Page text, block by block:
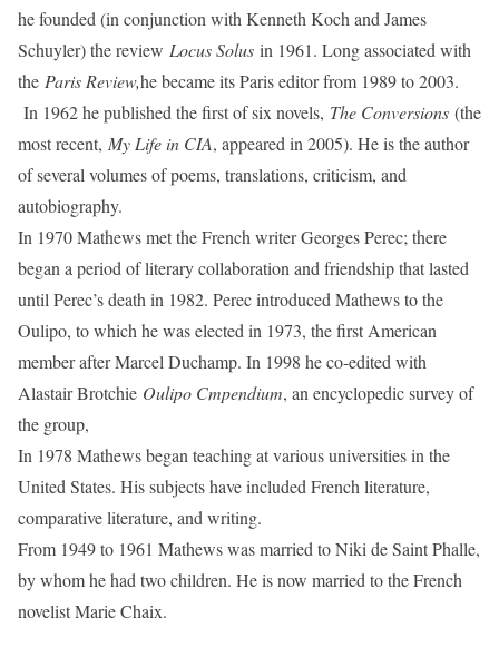
he founded (in conjunction with Kenneth Koch and James
Schuyler) the review Locus Solus in 1961. Long associated with
the Paris Review,he became its Paris editor from 1989 to 2003.
In 1962 he published the first of six novels, The Conversions (the
most recent, My Life in CIA, appeared in 2005). He is the author
of several volumes of poems, translations, criticism, and
autobiography.
In 1970 Mathews met the French writer Georges Perec; there
began a period of literary collaboration and friendship that lasted
until Perec’s death in 1982. Perec introduced Mathews to the
Oulipo, to which he was elected in 1973, the first American
member after Marcel Duchamp. In 1998 he co-edited with
Alastair Brotchie Oulipo Cmpendium, an encyclopedic survey of
the group,
In 1978 Mathews began teaching at various universities in the
United States. His subjects have included French literature,
comparative literature, and writing.
From 1949 to 1961 Mathews was married to Niki de Saint Phalle,
by whom he had two children. He is now married to the French
novelist Marie Chaix.